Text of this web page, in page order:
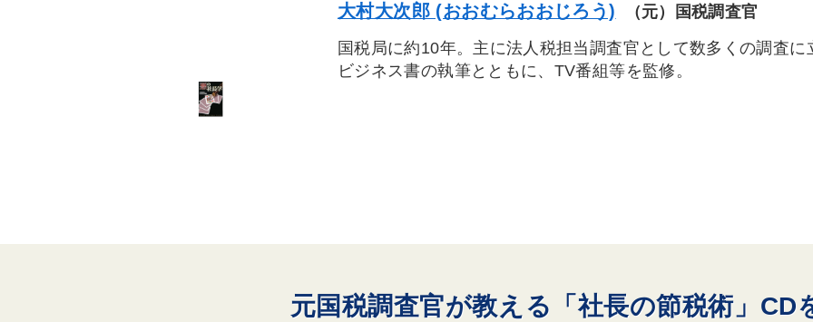
大村大次郎 (おおむらおおじろう)
（元）国税調査官
国税局に約10年。主に法人税担当調査官として数多くの調査
ビジネス書の執筆とともに、TV番組等を監修。
元国税調査官が教える「社長の節税術」CD